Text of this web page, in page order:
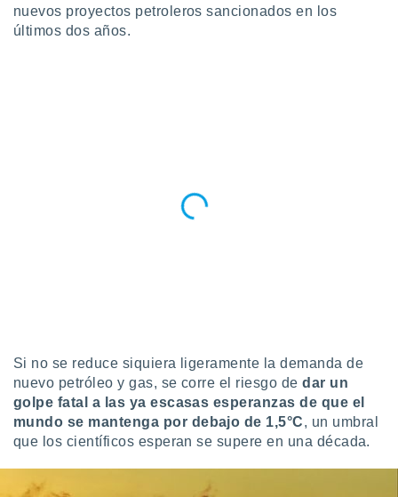
un
o acceder
de
o a través
de
de
de
con el
nuevos proyectos petroleros sancionados en los
últimos dos años.
Si no se reduce siquiera ligeramente la demanda de
nuevo petróleo y gas, se corre el riesgo dedar un
golpe fatal a las ya escasas esperanzas de que el
mundo se mantenga por debajo de 1,5°C, un umbral
que los científicos esperan se supere en una década.